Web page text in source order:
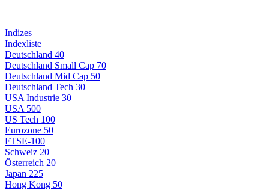
Indizes
Indexliste
Deutschland 40
Deutschland Small Cap 70
Deutschland Mid Cap 50
Deutschland Tech 30
USA Industrie 30
USA 500
US Tech 100
Eurozone 50
FTSE-100
Schweiz 20
Österreich 20
Japan 225
Hong Kong 50